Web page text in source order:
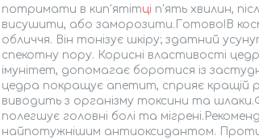
потримати в кип'ятітці п'ять хвилин,
висушити, або заморозити.Готово!В
обличчя. Він тонізує шкіру; здатний
спекотну пору. Корисні властивості
імунітет, допомагає боротися із
цедра покращує апетит, сприяє кращій
виводить з організму токсини та
полегшує головні болі та
найпотужнішим антиоксидантом.